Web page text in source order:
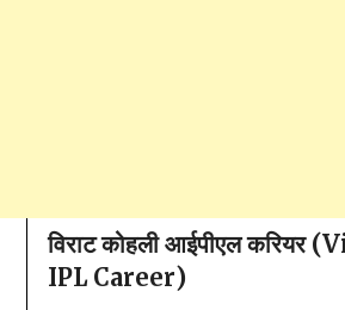
विराट कोहली आईपीएल
IPL Career)